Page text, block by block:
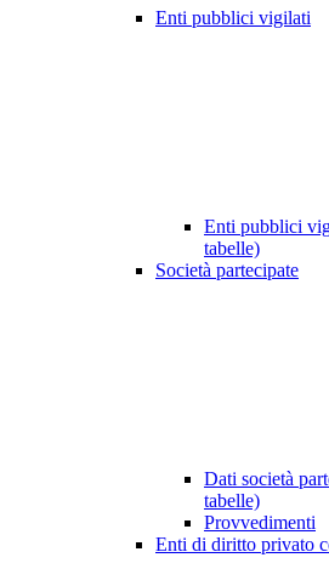
Enti pubblici vigilati
Enti pubblici
tabelle)
Società partecipate
Dati società
tabelle)
Provvedimenti
Enti di diritto privato